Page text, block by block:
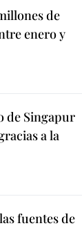
de
enero y
de Singapur
a la
fuentes de